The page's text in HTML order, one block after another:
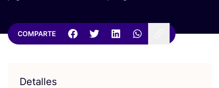
COMPARTE
Detalles